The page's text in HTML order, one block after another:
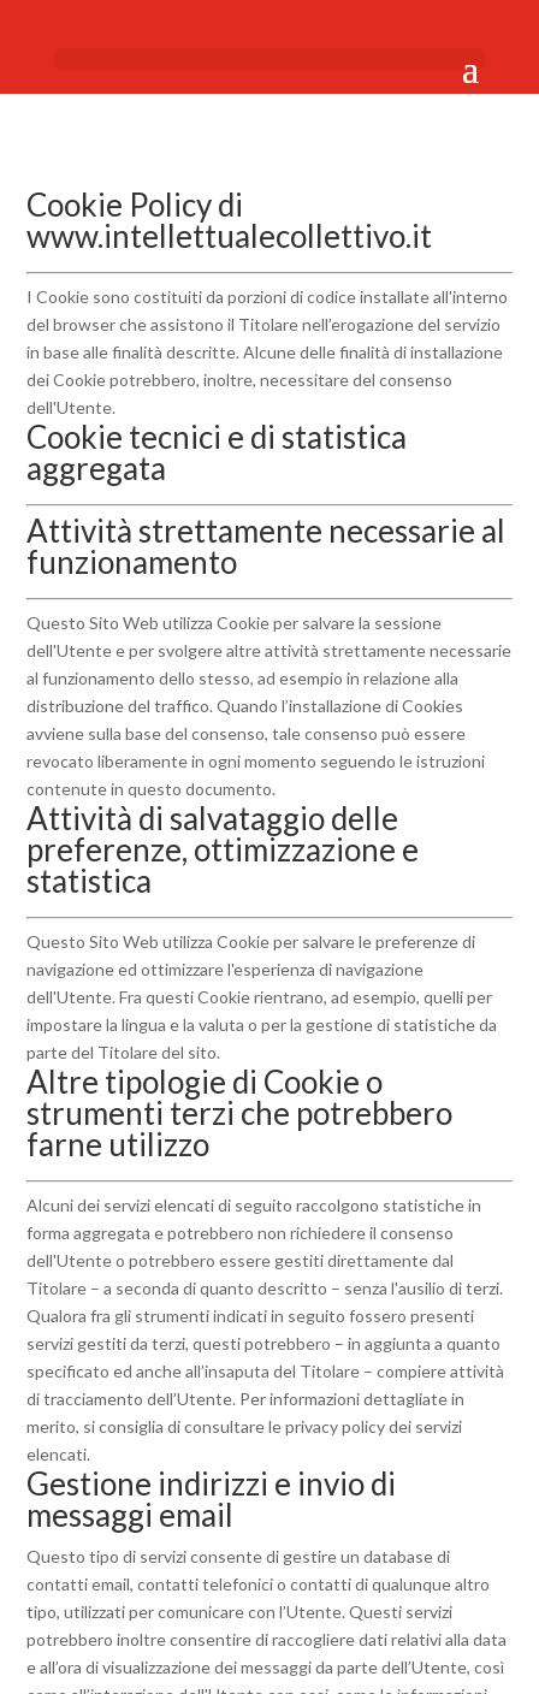
Cookie Policy di
www.intellettualecollettivo.it
I Cookie sono costituiti da porzioni di codice installate all'interno
del browser che assistono il Titolare nell’erogazione del servizio
in base alle finalità descritte. Alcune delle finalità di installazione
dei Cookie potrebbero, inoltre, necessitare del consenso
dell'Utente.
Cookie tecnici e di statistica
aggregata
Attività strettamente necessarie al
funzionamento
Questo Sito Web utilizza Cookie per salvare la sessione
dell'Utente e per svolgere altre attività strettamente necessarie
al funzionamento dello stesso, ad esempio in relazione alla
distribuzione del traffico. Quando l’installazione di Cookies
avviene sulla base del consenso, tale consenso può essere
revocato liberamente in ogni momento seguendo le istruzioni
contenute in questo documento.
Attività di salvataggio delle
preferenze, ottimizzazione e
statistica
Questo Sito Web utilizza Cookie per salvare le preferenze di
navigazione ed ottimizzare l'esperienza di navigazione
dell'Utente. Fra questi Cookie rientrano, ad esempio, quelli per
impostare la lingua e la valuta o per la gestione di statistiche da
parte del Titolare del sito.
Altre tipologie di Cookie o
strumenti terzi che potrebbero
farne utilizzo
Alcuni dei servizi elencati di seguito raccolgono statistiche in
forma aggregata e potrebbero non richiedere il consenso
dell'Utente o potrebbero essere gestiti direttamente dal
Titolare – a seconda di quanto descritto – senza l'ausilio di terzi.
Qualora fra gli strumenti indicati in seguito fossero presenti
servizi gestiti da terzi, questi potrebbero – in aggiunta a quanto
specificato ed anche all’insaputa del Titolare – compiere attività
di tracciamento dell’Utente. Per informazioni dettagliate in
merito, si consiglia di consultare le privacy policy dei servizi
elencati.
Gestione indirizzi e invio di
messaggi email
Questo tipo di servizi consente di gestire un database di
contatti email, contatti telefonici o contatti di qualunque altro
tipo, utilizzati per comunicare con l’Utente. Questi servizi
potrebbero inoltre consentire di raccogliere dati relativi alla data
e all’ora di visualizzazione dei messaggi da parte dell’Utente, così